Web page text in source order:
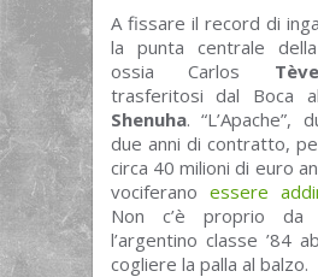
A fissare il record di
la punta centrale
ossia Carlos
trasferitosi dal Boca
Shenuha. “L’Apache”,
due anni di contratto,
circa 40 milioni di euro
vociferano essere
Non c’è proprio da
l’argentino classe ’84
cogliere la palla al balzo.